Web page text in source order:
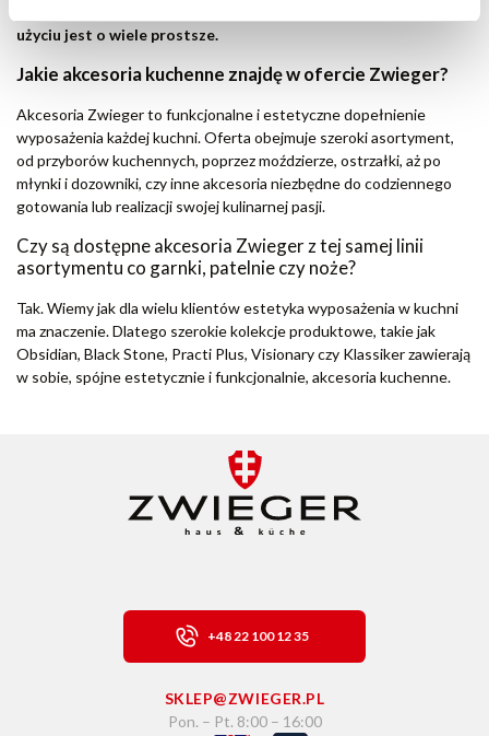
użyciu jest o wiele prostsze.
Jakie akcesoria kuchenne znajdę w ofercie Zwieger?
Akcesoria Zwieger to funkcjonalne i estetyczne dopełnienie
wyposażenia każdej kuchni. Oferta obejmuje szeroki asortyment,
od przyborów kuchennych, poprzez moździerze, ostrzałki, aż po
młynki i dozowniki, czy inne akcesoria niezbędne do codziennego
gotowania lub realizacji swojej kulinarnej pasji.
Czy są dostępne akcesoria Zwieger z tej samej linii
asortymentu co garnki, patelnie czy noże?
Tak. Wiemy jak dla wielu klientów estetyka wyposażenia w kuchni
ma znaczenie. Dlatego szerokie kolekcje produktowe, takie jak
Obsidian, Black Stone, Practi Plus, Visionary czy Klassiker zawierają
w sobie, spójne estetycznie i funkcjonalnie, akcesoria kuchenne.
+48 22 100 12 35
SKLEP@ZWIEGER.PL
Pon. – Pt. 8:00 – 16:00